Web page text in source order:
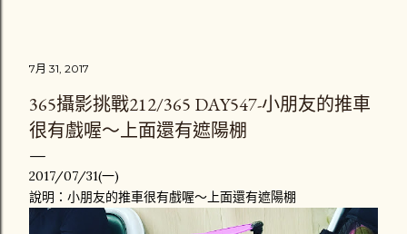
7月 31, 2017
365攝影挑戰212/365 DAY547-小朋友的推車
很有戲喔～上面還有遮陽棚
2017/07/31(一)
說明：小朋友的推車很有戲喔～上面還有遮陽棚